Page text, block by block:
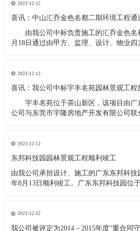
2023-12-12
喜讯：中山汇乔金色名都二期环境工程通
由我公司中标负责施工的汇乔金色名
月18日通过由甲方、监理、设计、物业四
环境工程施工面积31000平方米，包括园
2023-12-12
喜讯：我公司中标宇丰名苑园林景观工程
宇丰名苑位于茶山新区，该项目由广
公司与东莞市宇隆房地产开发有限公司联
2023-12-12
东邦科技园园林景观工程顺利竣工
由我公司承担设计、施工的广东东邦科技
年8月13日顺利竣工。广东东邦科技园位
体育场地及设施、小品设施、道路及景观
2023-12-12
我公司被评定为2014－2015年度“重合同